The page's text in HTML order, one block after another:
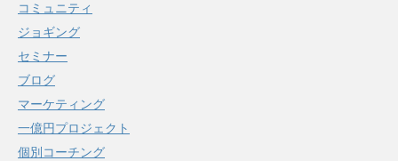
コミュニティ
ジョギング
セミナー
ブログ
マーケティング
一億円プロジェクト
個別コーチング